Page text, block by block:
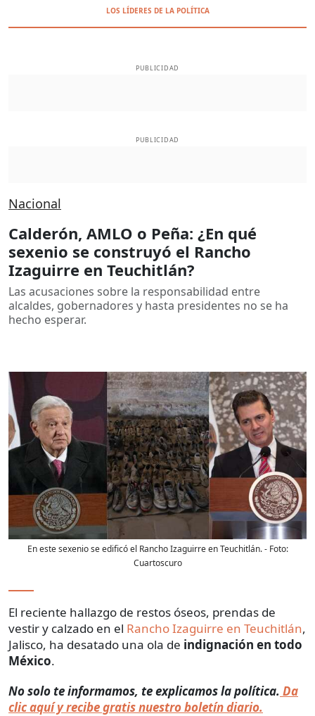
LOS LÍDERES DE LA POLÍTICA
PUBLICIDAD
PUBLICIDAD
Nacional
Calderón, AMLO o Peña: ¿En qué
sexenio se construyó el Rancho
Izaguirre en Teuchitlán?
Las acusaciones sobre la responsabilidad entre
alcaldes, gobernadores y hasta presidentes no se ha
hecho esperar.
En este sexenio se edificó el Rancho Izaguirre en Teuchitlán.- Foto:
Cuartoscuro
El reciente hallazgo de restos óseos, prendas de
vestir y calzado en el Rancho Izaguirre en Teuchitlán,
Jalisco, ha desatado una ola de indignación en todo
México.
No solo te informamos, te explicamos la política. Da
clic aquí y recibe gratis nuestro boletín diario.